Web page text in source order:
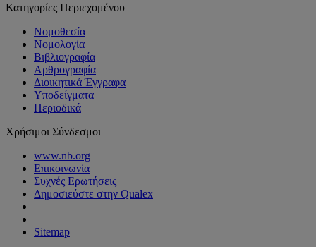
Κατηγορίες Περιεχομένου
Νομοθεσία
Νομολογία
Βιβλιογραφία
Αρθρογραφία
Διοικητικά Έγγραφα
Υποδείγματα
Περιοδικά
Χρήσιμοι Σύνδεσμοι
www.nb.org
Επικοινωνία
Συχνές Ερωτήσεις
Δημοσιεύστε στην Qualex
Sitemap